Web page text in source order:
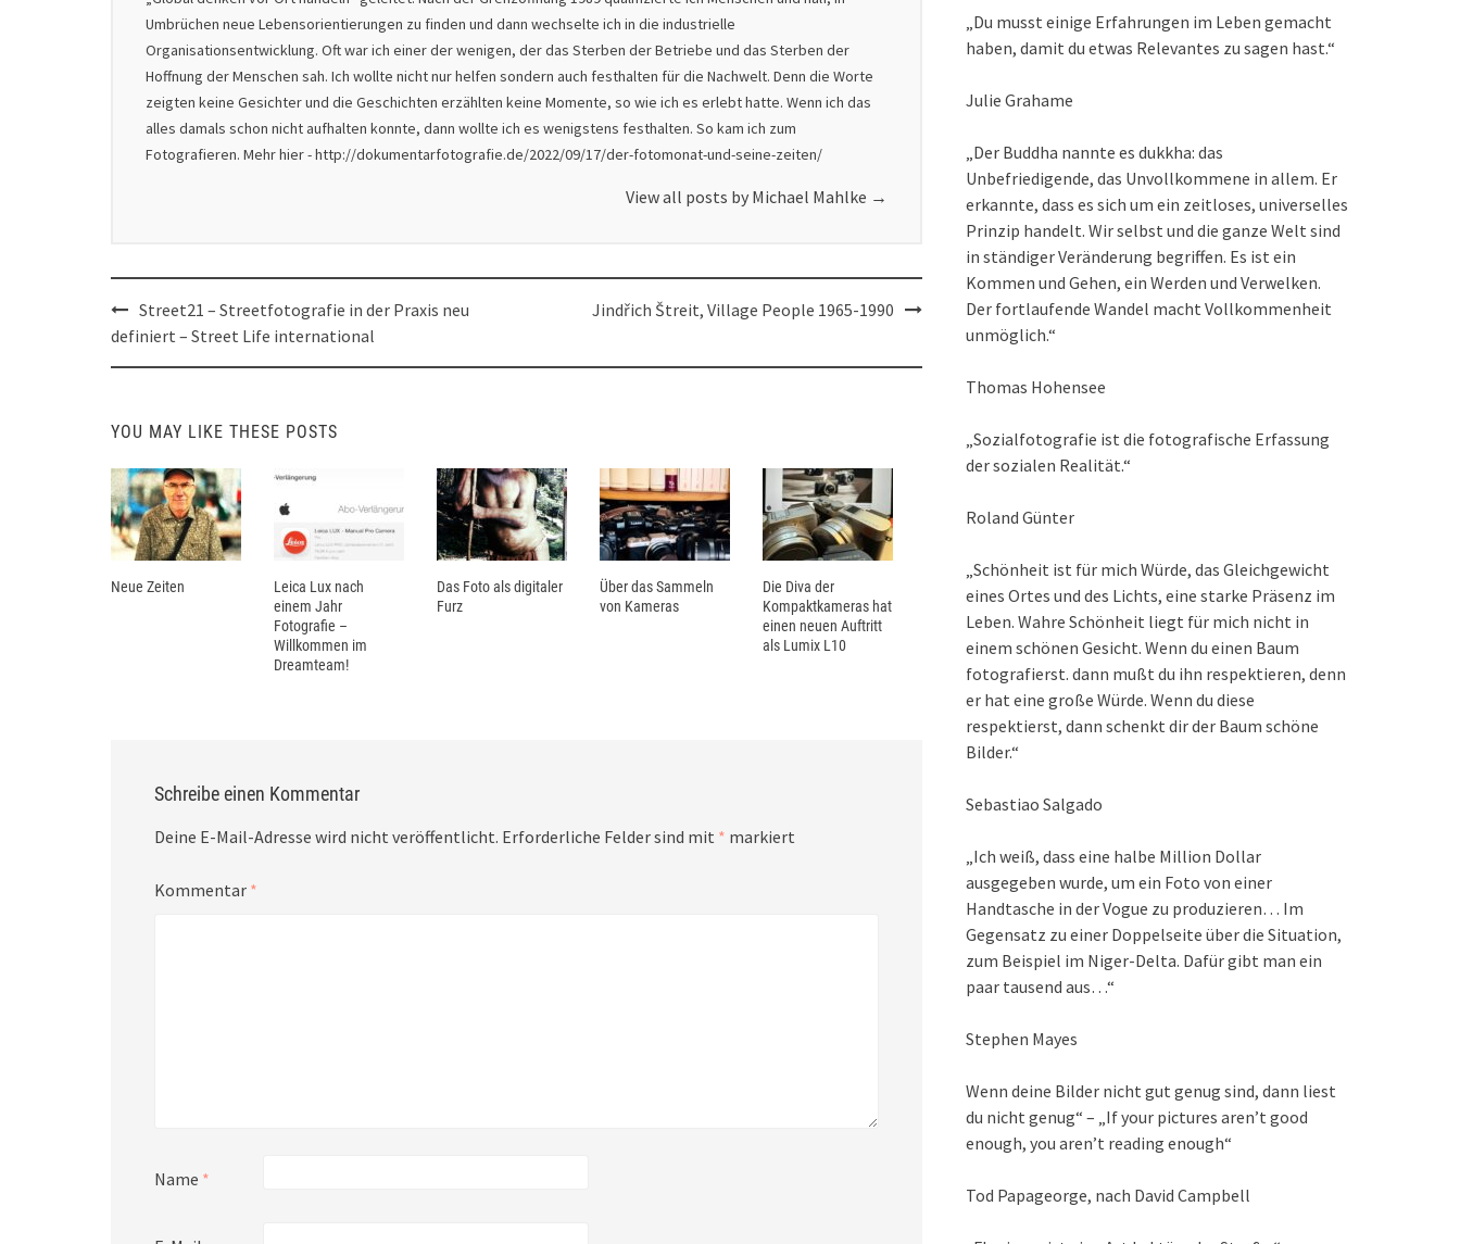
Umbrüchen neue Lebensorientierungen zu finden und dann wechselte ich in die industrielle
Organisationsentwicklung. Oft war ich einer der wenigen, der das Sterben der Betriebe und das Sterben der
Hoffnung der Menschen sah. Ich wollte nicht nur helfen sondern auch festhalten für die Nachwelt. Denn die Worte
zeigten keine Gesichter und die Geschichten erzählten keine Momente, so wie ich es erlebt hatte. Wenn ich das
alles damals schon nicht aufhalten konnte, dann wollte ich es wenigstens festhalten. So kam ich zum
Fotografieren. Mehr hier - http://dokumentarfotografie.de/2022/09/17/der-fotomonat-und-seine-zeiten/
View all posts by Michael Mahlke →
Post
navigation
Street21 – Streetfotografie in der Praxis neu
definiert – Street Life international
Jindřich Štreit, Village People 1965-1990
YOU MAY LIKE THESE POSTS
Neue Zeiten
Leica Lux nach
einem Jahr
Fotografie –
Willkommen im
Dreamteam!
Das Foto als digitaler
Furz
Über das Sammeln
von Kameras
Die Diva der
Kompaktkameras hat
einen neuen Auftritt
als Lumix L10
Schreibe einen Kommentar
Deine E-Mail-Adresse wird nicht veröffentlicht. Erforderliche Felder sind mit * markiert
Kommentar *
Name *
„Du musst einige Erfahrungen im Leben gemacht
haben, damit du etwas Relevantes zu sagen hast.“
Julie Grahame
„Der Buddha nannte es dukkha: das
Unbefriedigende, das Unvollkommene in allem. Er
erkannte, dass es sich um ein zeitloses, universelles
Prinzip handelt. Wir selbst und die ganze Welt sind
in ständiger Veränderung begriffen. Es ist ein
Kommen und Gehen, ein Werden und Verwelken.
Der fortlaufende Wandel macht Vollkommenheit
unmöglich.“
Thomas Hohensee
„Sozialfotografie ist die fotografische Erfassung
der sozialen Realität.“
Roland Günter
„Schönheit ist für mich Würde, das Gleichgewicht
eines Ortes und des Lichts, eine starke Präsenz im
Leben. Wahre Schönheit liegt für mich nicht in
einem schönen Gesicht. Wenn du einen Baum
fotografierst. dann mußt du ihn respektieren, denn
er hat eine große Würde. Wenn du diese
respektierst, dann schenkt dir der Baum schöne
Bilder.“
Sebastiao Salgado
„Ich weiß, dass eine halbe Million Dollar
ausgegeben wurde, um ein Foto von einer
Handtasche in der Vogue zu produzieren… Im
Gegensatz zu einer Doppelseite über die Situation,
zum Beispiel im Niger-Delta. Dafür gibt man ein
paar tausend aus…“
Stephen Mayes
Wenn deine Bilder nicht gut genug sind, dann liest
du nicht genug“ – „If your pictures aren’t good
enough, you aren’t reading enough“
Tod Papageorge, nach David Campbell